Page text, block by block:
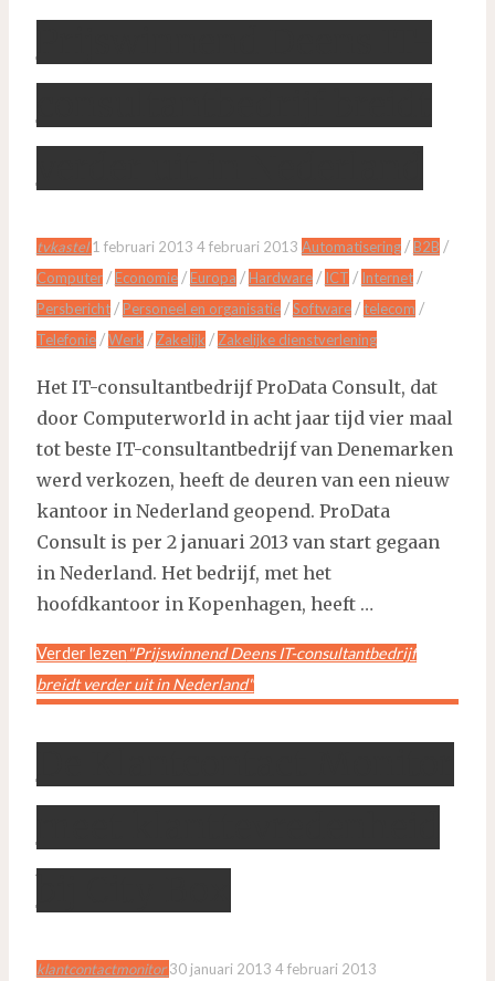
tvkastel 1 februari 2013 4 februari 2013 Automatisering/ B2B /
Computer/ Economie/ Europa / Hardware/ ICT / Internet/
Persbericht/ Personeel en organisatie/Software/ telecom /
Telefonie/Werk / Zakelijk / Zakelijke dienstverlening
Het IT-consultantbedrijf ProData Consult, dat
door Computerworld in acht jaar tijd vier maal
tot beste IT-consultantbedrijf van Denemarken
werd verkozen, heeft de deuren van een nieuw
kantoor in Nederland geopend. ProData
Consult is per 2 januari 2013 van start gegaan
in Nederland. Het bedrijf, met het
hoofdkantoor in Kopenhagen, heeft …
Verder lezen "Prijswinnend Deens IT-consultantbedrijf
breidt verder uit in Nederland"
bij City Box
klantcontactmonitor 30 januari 2013 4 februari 2013